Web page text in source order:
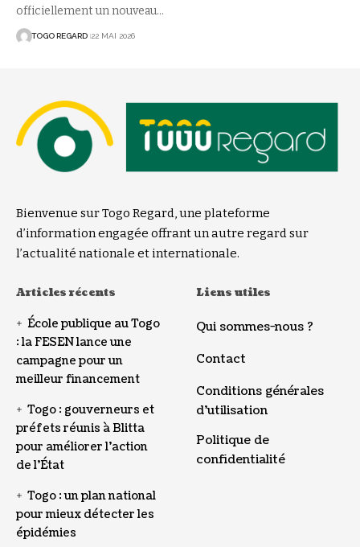
officiellement un nouveau…
TOGO REGARD 22 MAI 2026
Bienvenue sur Togo Regard, une plateforme
d’information engagée offrant un autre regard sur
l’actualité nationale et internationale.
Articles récents
École publique au Togo
: la FESEN lance une
campagne pour un
meilleur financement
Togo : gouverneurs et
préfets réunis à Blitta
pour améliorer l’action
de l’État
Togo : un plan national
pour mieux détecter les
épidémies
Liens utiles
Qui sommes-nous ?
Contact
Conditions générales
d’utilisation
Politique de
confidentialité